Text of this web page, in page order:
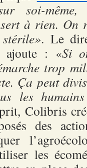
soi-
à rien. On
. Le
ajoute : «Si
trop
Ça peut
les
Colibris
des
les